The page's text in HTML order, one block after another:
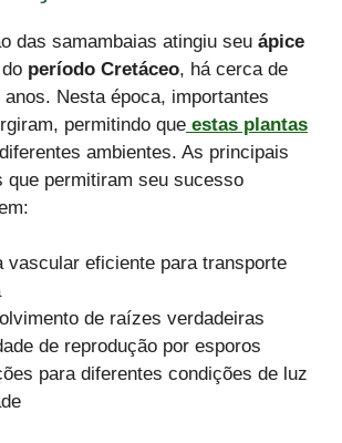
das samambaias atingiu seu ápice
período Cretáceo, há cerca de
anos. Nesta época, importantes
permitindo que estas plantas
ambientes. As principais
permitiram seu sucesso
vascular eficiente para transporte
de raízes verdadeiras
de reprodução por esporos
para diferentes condições de luz